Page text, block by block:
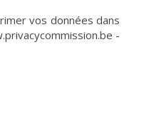
vos données dans
-